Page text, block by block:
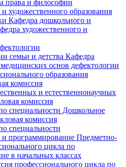
права и философии
художественного образования
Кафедра дошкольного и
художественного и
семьи и детства Кафедра
основ дефектологии
образования
комиссия
и естественнонаучных
комиссия
специальности Дошкольное
комиссия
специальности
программирование Предметно-
цикла по
в начальных классах
профессионального цикла по